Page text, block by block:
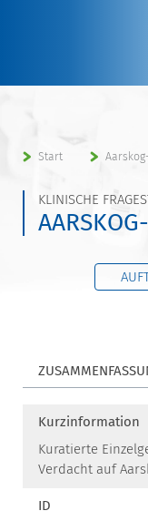
Start
KLINISCHE
Kurzinformation
Kuratierte
Verdacht auf
ID